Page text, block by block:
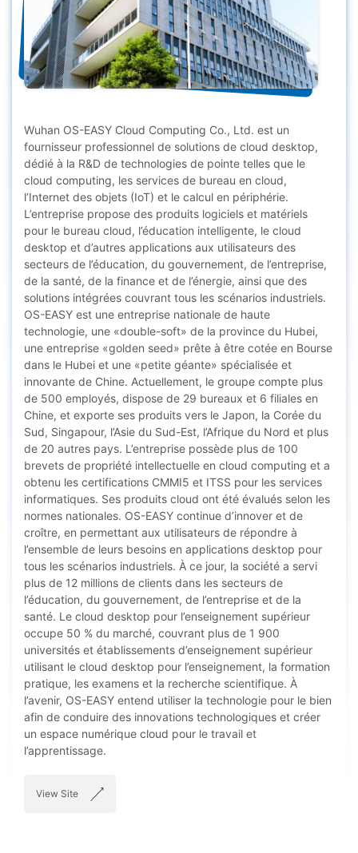
Wuhan OS-EASY Cloud Computing Co., Ltd. est un
fournisseur professionnel de solutions de cloud desktop,
dédié à la R&D de technologies de pointe telles que le
cloud computing, les services de bureau en cloud,
l’Internet des objets (IoT) et le calcul en périphérie.
L’entreprise propose des produits logiciels et matériels
pour le bureau cloud, l’éducation intelligente, le cloud
desktop et d’autres applications aux utilisateurs des
secteurs de l’éducation, du gouvernement, de l’entreprise,
de la santé, de la finance et de l’énergie, ainsi que des
solutions intégrées couvrant tous les scénarios industriels.
OS-EASY est une entreprise nationale de haute
technologie, une «double-soft» de la province du Hubei,
une entreprise «golden seed» prête à être cotée en Bourse
dans le Hubei et une «petite géante» spécialisée et
innovante de Chine. Actuellement, le groupe compte plus
de 500 employés, dispose de 29 bureaux et 6 filiales en
Chine, et exporte ses produits vers le Japon, la Corée du
Sud, Singapour, l’Asie du Sud-Est, l’Afrique du Nord et plus
de 20 autres pays. L’entreprise possède plus de 100
brevets de propriété intellectuelle en cloud computing et a
obtenu les certifications CMMI5 et ITSS pour les services
informatiques. Ses produits cloud ont été évalués selon les
normes nationales. OS-EASY continue d’innover et de
croître, en permettant aux utilisateurs de répondre à
l’ensemble de leurs besoins en applications desktop pour
tous les scénarios industriels. À ce jour, la société a servi
plus de 12 millions de clients dans les secteurs de
l’éducation, du gouvernement, de l’entreprise et de la
santé. Le cloud desktop pour l’enseignement supérieur
occupe 50 % du marché, couvrant plus de 1 900
universités et établissements d’enseignement supérieur
utilisant le cloud desktop pour l’enseignement, la formation
pratique, les examens et la recherche scientifique. À
l’avenir, OS-EASY entend utiliser la technologie pour le bien
afin de conduire des innovations technologiques et créer
un espace numérique cloud pour le travail et
l’apprentissage.
View Site